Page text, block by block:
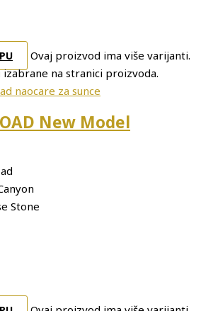
Ovaj proizvod ima više varijanti.
na stranici proizvoda.
New Model